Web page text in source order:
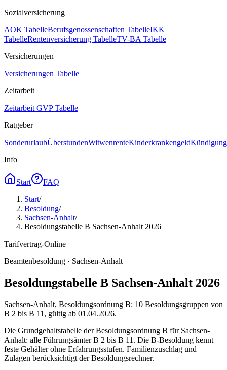
Sozialversicherung
AOK TabelleBerufsgenossenschaften TabelleIKK
TabelleRentenversicherung TabelleTV-BA Tabelle
Versicherungen
Versicherungen Tabelle
Zeitarbeit
Zeitarbeit GVP Tabelle
Ratgeber
SonderurlaubÜberstundenWitwenrenteKinderkrankengeld
Info
Start
FAQ
Start/
Besoldung/
Sachsen-Anhalt/
Besoldungstabelle B Sachsen-Anhalt 2026
Tarifvertrag-Online
Beamtenbesoldung · Sachsen-Anhalt
Besoldungstabelle B Sachsen-Anhalt 2026
Sachsen-Anhalt, Besoldungsordnung B: 10 Besoldungsgruppen von
B 2 bis B 11, gültig ab 01.04.2026.
Die Grundgehaltstabelle der Besoldungsordnung B für Sachsen-
Anhalt: alle Führungsämter B 2 bis B 11. Die B-Besoldung kennt
feste Gehälter ohne Erfahrungsstufen. Familienzuschlag und
Zulagen berücksichtigt der Besoldungsrechner.